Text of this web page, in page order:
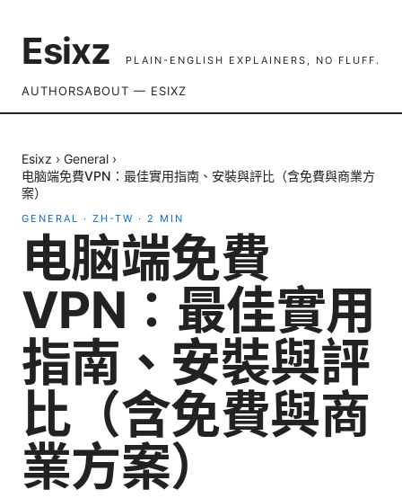
Esixz PLAIN-ENGLISH EXPLAINERS, NO FLUFF.
AUTHORSABOUT — ESIXZ
Esixz › General ›
电脑端免費VPN：最佳實用指南、安裝與評比（含免費與商業方
案）
GENERAL · ZH-TW · 2 MIN
电脑端免費
VPN：最佳實用
指南、安裝與評
比（含免費與商
業方案）